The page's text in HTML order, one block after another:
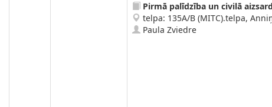
Pirmā palīdzība un civilā
telpa: 135A/B (MITC).telpa,
Paula Zviedre